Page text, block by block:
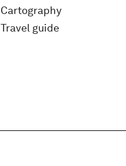
Cartography
Travel guide